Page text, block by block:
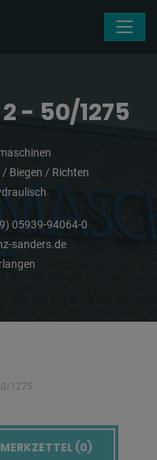
2 - 50/1275
Biegen / Richten
05939-94064-0
sanders.de
1275
MERKZETTEL (0)